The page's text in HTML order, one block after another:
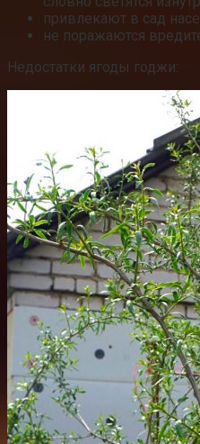
привлекают в сад
не поражаются
Недостатки ягоды годжи: